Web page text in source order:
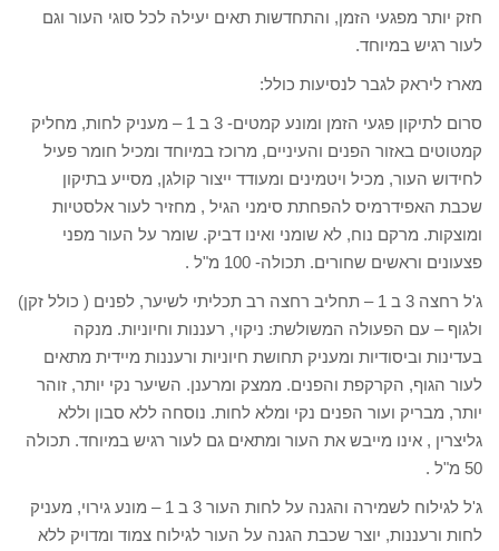
חזק יותר מפגעי הזמן, והתחדשות תאים יעילה לכל סוגי העור וגם
לעור רגיש במיוחד.
מארז ליראק לגבר לנסיעות כולל:
סרום לתיקון פגעי הזמן ומונע קמטים- 3 ב 1 – מעניק לחות, מחליק
קמטוטים באזור הפנים והעיניים, מרוכז במיוחד ומכיל חומר פעיל
לחידוש העור, מכיל ויטמינים ומעודד ייצור קולגן, מסייע בתיקון
שכבת האפידרמיס להפחתת סימני הגיל , מחזיר לעור אלסטיות
ומוצקות. מרקם נוח, לא שומני ואינו דביק. שומר על העור מפני
פצעונים וראשים שחורים. תכולה- 100 מ"ל .
ג'ל רחצה 3 ב 1 – תחליב רחצה רב תכליתי לשיער, לפנים ( כולל זקן)
ולגוף – עם הפעולה המשולשת: ניקוי, רעננות וחיוניות. מנקה
בעדינות וביסודיות ומעניק תחושת חיוניות ורעננות מיידית מתאים
לעור הגוף, הקרקפת והפנים. ממצק ומרענן. השיער נקי יותר, זוהר
יותר, מבריק ועור הפנים נקי ומלא לחות. נוסחה ללא סבון וללא
גליצרין , אינו מייבש את העור ומתאים גם לעור רגיש במיוחד. תכולה
50 מ"ל .
ג'ל לגילוח לשמירה והגנה על לחות העור 3 ב 1 – מונע גירוי, מעניק
לחות ורעננות, יוצר שכבת הגנה על העור לגילוח צמוד ומדויק ללא